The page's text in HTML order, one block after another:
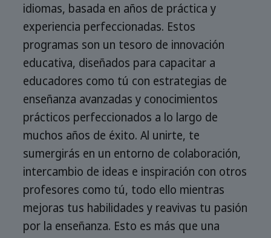
idiomas, basada en años de práctica y
experiencia perfeccionadas. Estos
programas son un tesoro de innovación
educativa, diseñados para capacitar a
educadores como tú con estrategias de
enseñanza avanzadas y conocimientos
prácticos perfeccionados a lo largo de
muchos años de éxito. Al unirte, te
sumergirás en un entorno de colaboración,
intercambio de ideas e inspiración con otros
profesores como tú, todo ello mientras
mejoras tus habilidades y reavivas tu pasión
por la enseñanza. Esto es más que una